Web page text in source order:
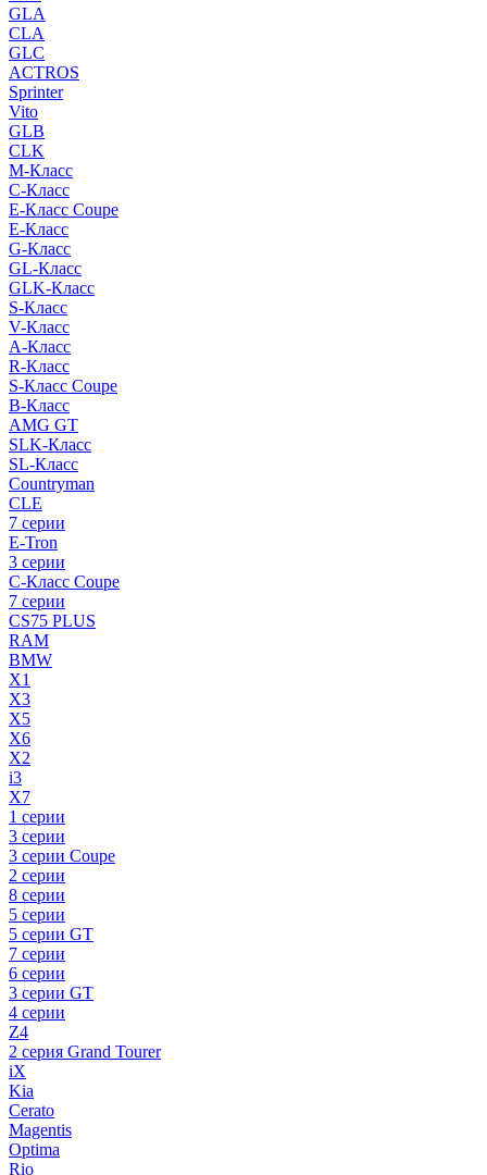
GLA
CLA
GLC
ACTROS
Sprinter
Vito
GLB
CLK
M-Класс
C-Класс
E-Класс Coupe
E-Класс
G-Класс
GL-Класс
GLK-Класс
S-Класс
V-Класс
A-Класс
R-Класс
S-Класс Сoupe
B-Класс
AMG GT
SLK-Класс
SL-Класс
Countryman
CLE
7 серии
E-Tron
3 серии
C-Класс Coupe
7 серии
CS75 PLUS
RAM
BMW
X1
X3
X5
X6
X2
i3
X7
1 серии
3 серии
3 серии Coupe
2 серии
8 серии
5 серии
5 серии GT
7 серии
6 серии
3 серии GT
4 серии
Z4
2 серия Grand Tourer
iX
Kia
Cerato
Magentis
Optima
Rio